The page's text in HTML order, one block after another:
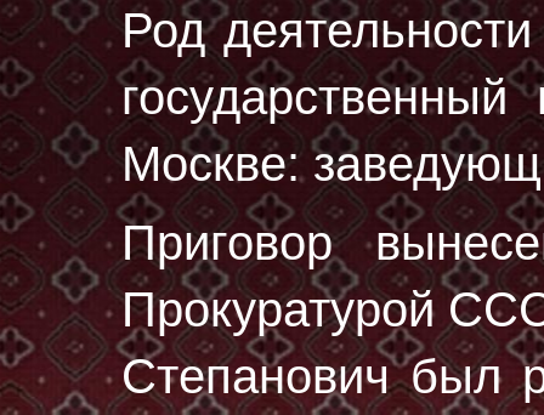
Род
Москве:
Приговор
Прокуратурой
Степанович был